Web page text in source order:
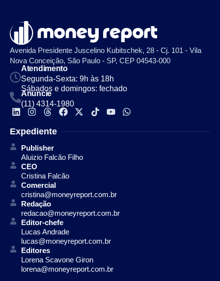
Avenida Presidente Juscelino Kubitschek, 28 - Cj. 101 - Vila
Nova Conceição, São Paulo - SP, CEP 04543-000
Atendimento
Segunda-Sexta: 9h às 18h
Sábados e domingos: fechado
Anuncie
(11) 4314-1980
Expediente
Publisher
Aluizio Falcão Filho
CEO
Cristina Falcão
Comercial
cristina@moneyreport.com.br
Redação
redacao@moneyreport.com.br
Editor-chefe
Lucas Andrade
lucas@moneyreport.com.br
Editores
Lorena Scavone Giron
lorena@moneyreport.com.br